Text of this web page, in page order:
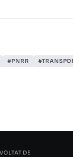
#PNRR
DE